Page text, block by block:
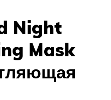
Night
Mask